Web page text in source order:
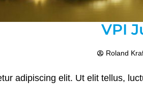
VPI
Roland
adipiscing elit. Ut elit tellus,